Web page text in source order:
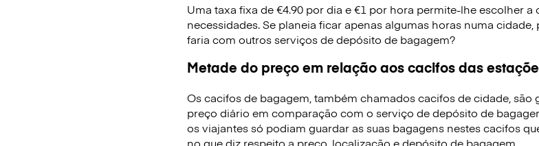
Uma taxa fixa de €4.90 por dia e €1 por hora permite-lhe escolher
necessidades. Se planeia ficar apenas algumas horas numa
faria com outros serviços de depósito de bagagem?
Metade do preço em relação aos cacifos das
Os cacifos de bagagem, também chamados cacifos de cidade,
preço diário em comparação com o serviço de depósito de
os viajantes só podiam guardar as suas bagagens nestes cacifos
no que diz respeito a preço, localização e depósito de bagagem.